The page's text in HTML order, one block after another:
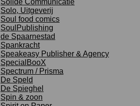
Solide Communicatie
Solo, Uitgeverij
Soul food comics
SoulPublishing
de Spaarnestad
Spankracht
Speakeasy Publisher & Agency
SpecialBooX
Spectrum / Prisma
De Speld
De Spieghel
Spin & zoon